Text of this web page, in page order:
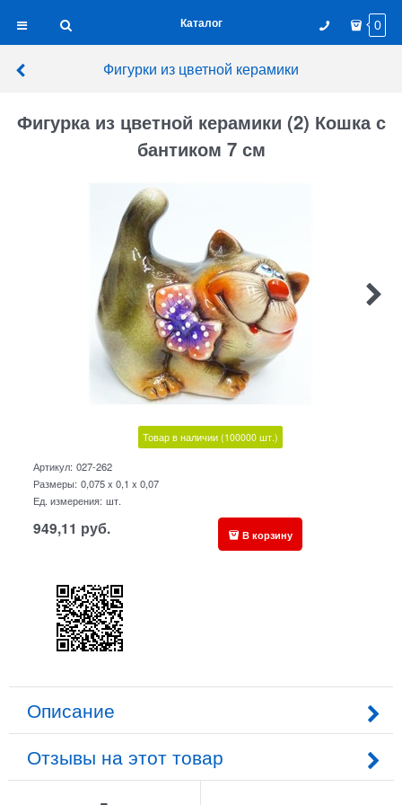
Каталог 0
Фигурки из цветной керамики
Фигурка из цветной керамики (2) Кошка с
бантиком 7 см
Товар в наличии (100000 шт.)
Артикул: 027-262
Размеры: 0,075 x 0,1 x 0,07
Ед. измерения: шт.
949,11 руб. В корзину
Описание
Отзывы на этот товар